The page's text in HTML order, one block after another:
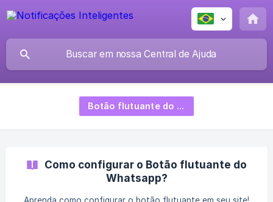
Botão flutuante do Whatsapp
Como configurar o Botão flutuante do
Whatsapp?